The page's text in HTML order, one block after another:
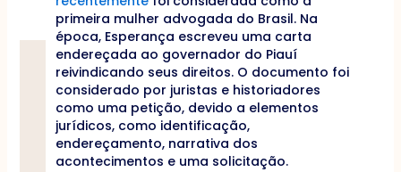
primeira mulher advogada do Brasil. Na
época, Esperança escreveu uma carta
endereçada ao governador do Piauí
reivindicando seus direitos. O documento foi
considerado por juristas e historiadores
como uma petição, devido a elementos
jurídicos, como identificação,
endereçamento, narrativa dos
acontecimentos e uma solicitação.